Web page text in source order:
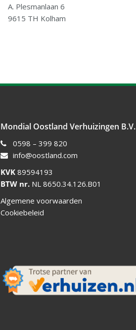
A. Plesmanlaan 6
9615 TH Kolham
Mondial Oostland Verhuizingen B.V.
0598 – 399 820
info@oostland.com
KVK 89594193
BTW nr. NL 8650.34.126.B01
Algemene voorwaarden
Cookiebeleid